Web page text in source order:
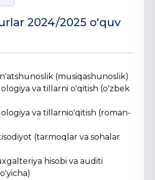
2024/2025 o'quv
(musiqashunoslik)
va tillarni o'qitish (o'zbek
va tillarnio'qitish (roman-
(tarmoqlar va sohalar
hisobi va auditi